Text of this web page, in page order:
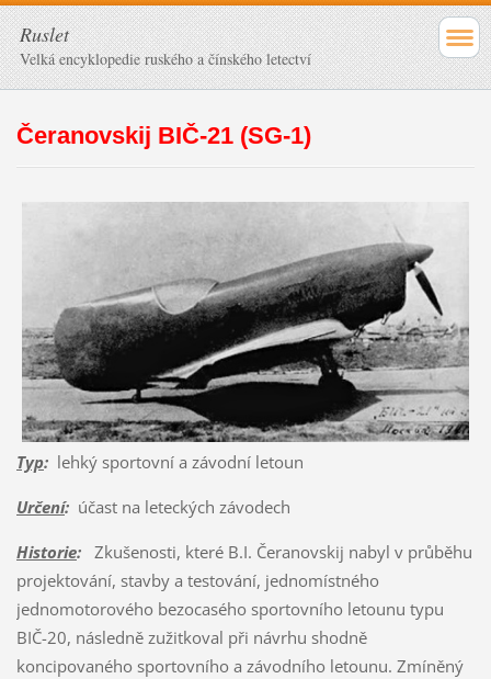
Ruslet
Velká encyklopedie ruského a čínského letectví
Čeranovskij BIČ-21 (SG-1)
Typ:lehký sportovní a závodní letoun
Určení:účast na leteckých závodech
Historie:Zkušenosti, které B.I. Čeranovskij nabyl v průběhu
projektování, stavby a testování, jednomístného
jednomotorového bezocasého sportovního letounu typu
BIČ-20, následně zužitkoval při návrhu shodně
koncipovaného sportovního a závodního letounu. Zmíněný